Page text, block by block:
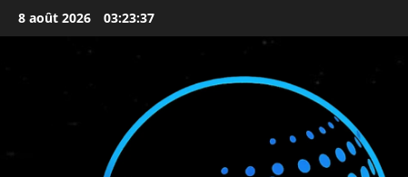
principal
8 août 2026 03:23:38